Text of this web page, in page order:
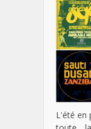
L'été en